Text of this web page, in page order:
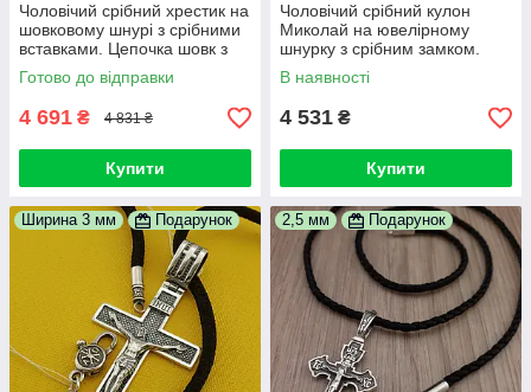
Чоловічий срібний хрестик на
шовковому шнурі з срібними
вставками. Цепочка шовк з
хрестиком
Готово до відправки
4 691 ₴ 4 831 ₴
Купити
Чоловічий срібний кулон
Миколай на ювелірному
шнурку з срібним замком.
Чорнений підвіс на шнурі 55
см
В наявності
4 531 ₴
Купити
Ширина 3 мм Подарунок 2,5 мм Подарунок